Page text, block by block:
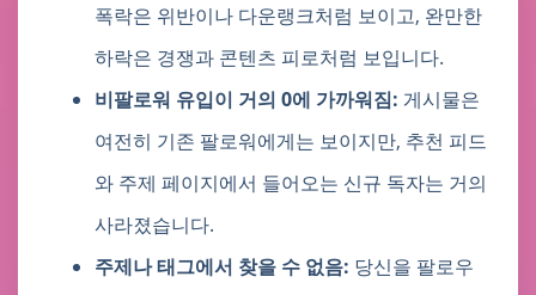
폭락은 위반이나 다운랭크처럼 보이고, 완만한
하락은 경쟁과 콘텐츠 피로처럼 보입니다.
비팔로워 유입이 거의 0에 가까워짐: 게시물은
여전히 기존 팔로워에게는 보이지만, 추천 피드
와 주제 페이지에서 들어오는 신규 독자는 거의
사라졌습니다.
주제나 태그에서 찾을 수 없음: 당신을 팔로우